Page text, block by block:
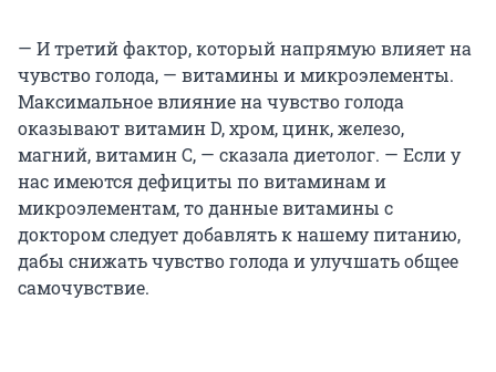
— И третий фактор, который напрямую влияет на
чувство голода, — витамины и микроэлементы.
Максимальное влияние на чувство голода
оказывают витамин D, хром, цинк, железо,
магний, витамин С, — сказала диетолог. — Если у
нас имеются дефициты по витаминам и
микроэлементам, то данные витамины с
доктором следует добавлять к нашему питанию,
дабы снижать чувство голода и улучшать общее
самочувствие.